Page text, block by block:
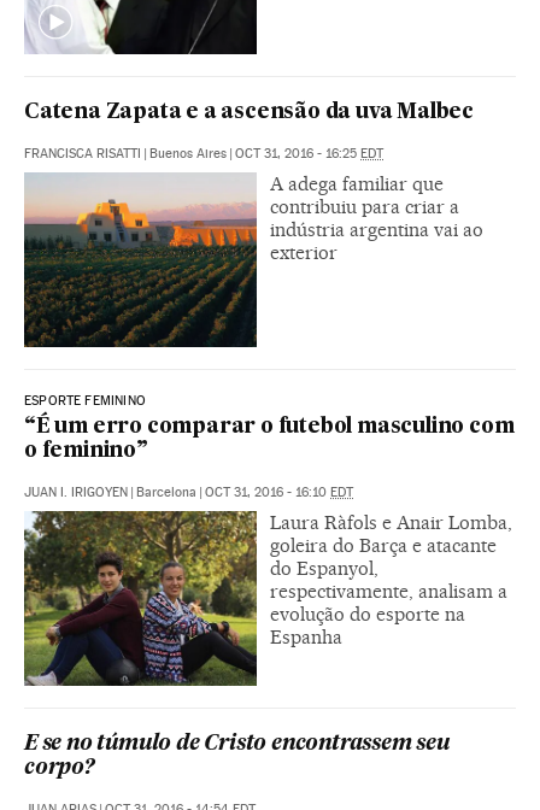
Catena Zapata e a ascensão da uva Malbec
FRANCISCA RISATTI | Buenos Aires | OCT 31, 2016 - 16:25 EDT
A adega familiar que
contribuiu para criar a
indústria argentina vai ao
exterior
ESPORTE FEMININO
“É um erro comparar o futebol masculino com
o feminino”
JUAN I. IRIGOYEN | Barcelona | OCT 31, 2016 - 16:10 EDT
Laura Ràfols e Anair Lomba,
goleira do Barça e atacante
do Espanyol,
respectivamente, analisam a
evolução do esporte na
Espanha
E se no túmulo de Cristo encontrassem seu
corpo?